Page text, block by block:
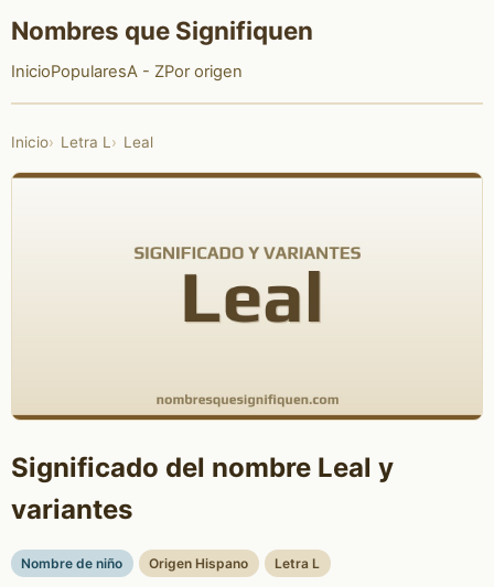
Nombres que Signifiquen
InicioPopularesA - ZPor origen
Inicio Letra L Leal
Significado del nombre Leal y
variantes
Nombre de niño Origen Hispano Letra L